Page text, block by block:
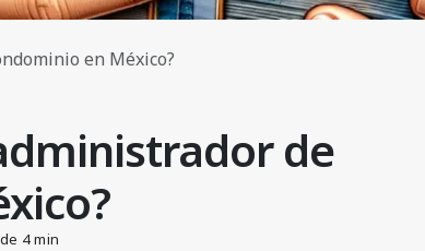
en México?
de
4 min